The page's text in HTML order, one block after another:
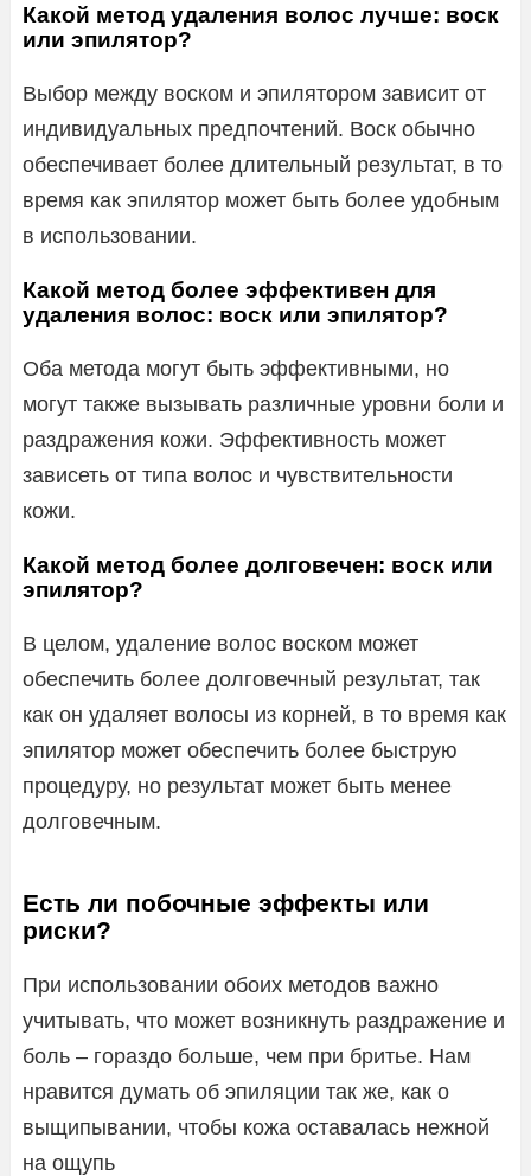
Какой метод удаления волос лучше: воск
или эпилятор?
Выбор между воском и эпилятором зависит от
индивидуальных предпочтений. Воск обычно
обеспечивает более длительный результат, в то
время как эпилятор может быть более удобным
в использовании.
Какой метод более эффективен для
удаления волос: воск или эпилятор?
Оба метода могут быть эффективными, но
могут также вызывать различные уровни боли и
раздражения кожи. Эффективность может
зависеть от типа волос и чувствительности
кожи.
Какой метод более долговечен: воск или
эпилятор?
В целом, удаление волос воском может
обеспечить более долговечный результат, так
как он удаляет волосы из корней, в то время как
эпилятор может обеспечить более быструю
процедуру, но результат может быть менее
долговечным.
Есть ли побочные эффекты или
риски?
При использовании обоих методов важно
учитывать, что может возникнуть раздражение и
боль – гораздо больше, чем при бритье. Нам
нравится думать об эпиляции так же, как о
выщипывании, чтобы кожа оставалась нежной
на ощупь